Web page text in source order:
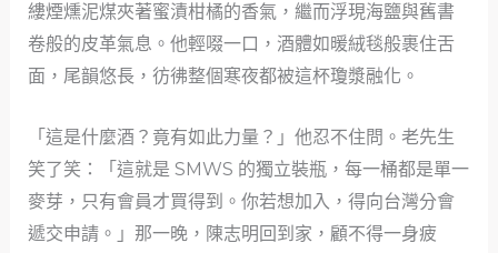
縷煙燻泥煤夾著蜜漬柑橘的香氣，繼而浮現海鹽與舊書
卷般的皮革氣息。他輕啜一口，酒體如暖絨毯般裹住舌
面，尾韻悠長，彷彿整個寒夜都被這杯瓊漿融化。
「這是什麼酒？竟有如此力量？」他忍不住問。老先生
笑了笑：「這就是 SMWS 的獨立裝瓶，每一桶都是單一
麥芽，只有會員才買得到。你若想加入，得向台灣分會
遞交申請。」那一晚，陳志明回到家，顧不得一身疲